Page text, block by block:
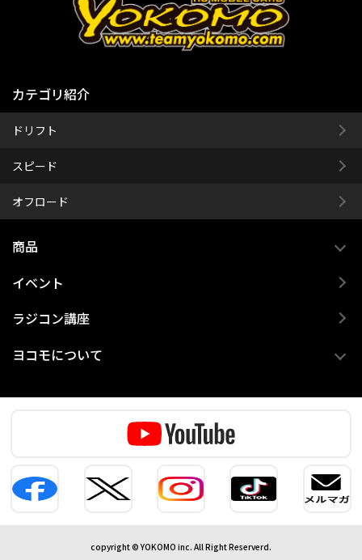
カテゴリ紹介
ドリフト
スピード
オフロード
商品
イベント
ラジコン講座
ヨコモについて
copyright © YOKOMO inc. All Right Reserverd.